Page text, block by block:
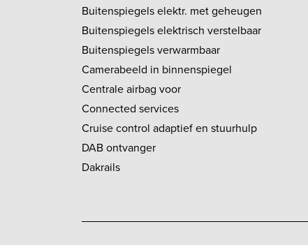
Buitenspiegels elektr. met geheugen
Buitenspiegels elektrisch verstelbaar
Buitenspiegels verwarmbaar
Camerabeeld in binnenspiegel
Centrale airbag voor
Connected services
Cruise control adaptief en stuurhulp
DAB ontvanger
Dakrails